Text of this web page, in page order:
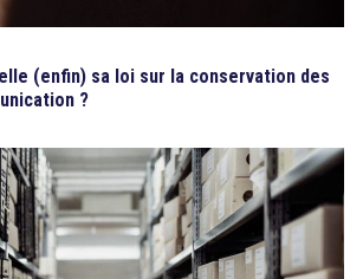
(enfin) sa loi sur la conservation des
?